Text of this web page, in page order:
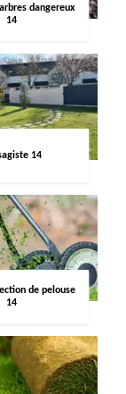
dangereux
14
14
de pelouse
14